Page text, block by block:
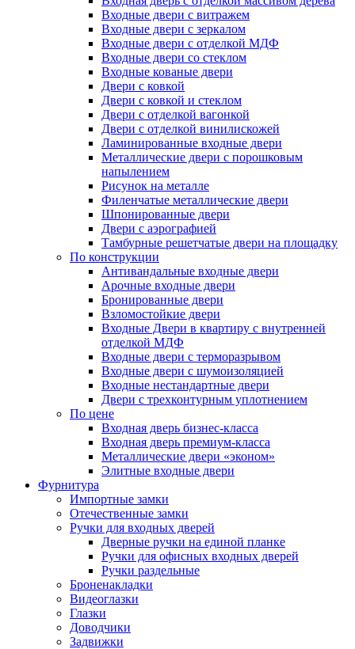
Входные двери с витражем
Входные двери с зеркалом
Входные двери с отделкой МДФ
Входные двери со стеклом
Входные кованые двери
Двери с ковкой
Двери с ковкой и стеклом
Двери с отделкой вагонкой
Двери с отделкой винилискожей
Ламинированные входные двери
Металлические двери с порошковым
напылением
Рисунок на металле
Филенчатые металлические двери
Шпонированные двери
Двери с аэрографией
Тамбурные решетчатые двери на площадку
По конструкции
Антивандальные входные двери
Арочные входные двери
Бронированные двери
Взломостойкие двери
Входные Двери в квартиру с внутренней
отделкой МДФ
Входные двери с терморазрывом
Входные двери с шумоизоляцией
Входные нестандартные двери
Двери с трехконтурным уплотнением
По цене
Входная дверь бизнес-класса
Входная дверь премиум-класса
Металлические двери «эконом»
Элитные входные двери
Фурнитура
Импортные замки
Отечественные замки
Ручки для входных дверей
Дверные ручки на единой планке
Ручки для офисных входных дверей
Ручки раздельные
Броненакладки
Видеоглазки
Глазки
Доводчики
Задвижки